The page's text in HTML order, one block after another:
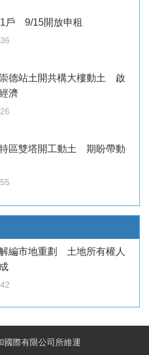
戶 9/15開放申租
德站土開共構大樓動土 啟
濟
區雙塔開工動土 期盼帶動
編市地重劃 土地所有權人
國際有限公司所維運